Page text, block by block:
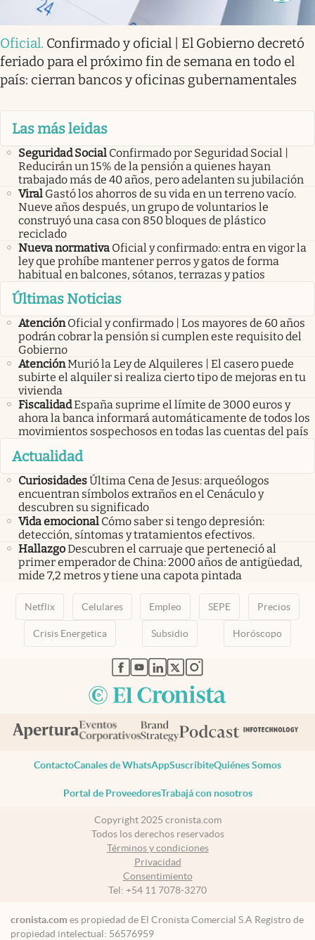
Oficial. Confirmado y oficial | El Gobierno decretó
feriado para el próximo fin de semana en todo el
país: cierran bancos y oficinas gubernamentales
Las más leidas
Seguridad Social Confirmado por Seguridad Social |
Reducirán un 15% de la pensión a quienes hayan
trabajado más de 40 años, pero adelanten su jubilación
Viral Gastó los ahorros de su vida en un terreno vacío.
Nueve años después, un grupo de voluntarios le
construyó una casa con 850 bloques de plástico
reciclado
Nueva normativa Oficial y confirmado: entra en vigor la
ley que prohíbe mantener perros y gatos de forma
habitual en balcones, sótanos, terrazas y patios
Últimas Noticias
Atención Oficial y confirmado | Los mayores de 60 años
podrán cobrar la pensión si cumplen este requisito del
Gobierno
AtenciónMurió la Ley de Alquileres | El casero puede
subirte el alquiler si realiza cierto tipo de mejoras en tu
vivienda
FiscalidadEspaña suprime el límite de 3000 euros y
ahora la banca informará automáticamente de todos los
movimientos sospechosos en todas las cuentas del país
Actualidad
CuriosidadesÚltima Cena de Jesus: arqueólogos
encuentran símbolos extraños en el Cenáculo y
descubren su significado
Vida emocional Cómo saber si tengo depresión:
detección, síntomas y tratamientos efectivos.
HallazgoDescubren el carruaje que perteneció al
primer emperador de China: 2000 años de antigüedad,
mide 7,2 metros y tiene una capota pintada
Netflix Celulares Empleo SEPE Precios
Crisis Energetica Subsidio Horóscopo
abre en nueva pestaña
abre en nueva pestaña
abre en nueva pestaña
abre en nueva pestaña
abre en nueva pestaña
ContactoCanales de WhatsAppSuscribiteQuiénes Somos
Portal de ProveedoresTrabajá con nosotros
Copyright 2025 cronista.com
Todos los derechos reservados
Términos y condiciones
Privacidad
Consentimiento
Tel: +54 11 7078-3270
cronista.com es propiedad de El Cronista Comercial S.A Registro de
propiedad intelectual: 56576959